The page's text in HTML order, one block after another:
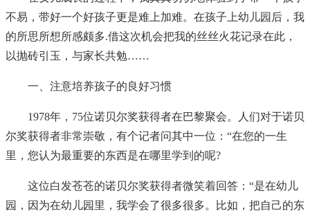
不易，带好一个好孩子更是难上加难。在孩子上幼儿园后，我
的所思所想所感颇多.借这次机会把我的丝丝火花记录在此，
以抛砖引玉，与家长共勉……
一、注意培养孩子的良好习惯
1978年，75位诺贝尔奖获得者在巴黎聚会。人们对于诺贝
尔奖获得者非常崇敬，有个记者问其中一位：“在您的一生
里，您认为最重要的东西是在哪里学到的呢?
这位白发苍苍的诺贝尔奖获得者微笑着回答：“是在幼儿
园，因为在幼儿园里，我学会了很多很多。比如，把自己的东